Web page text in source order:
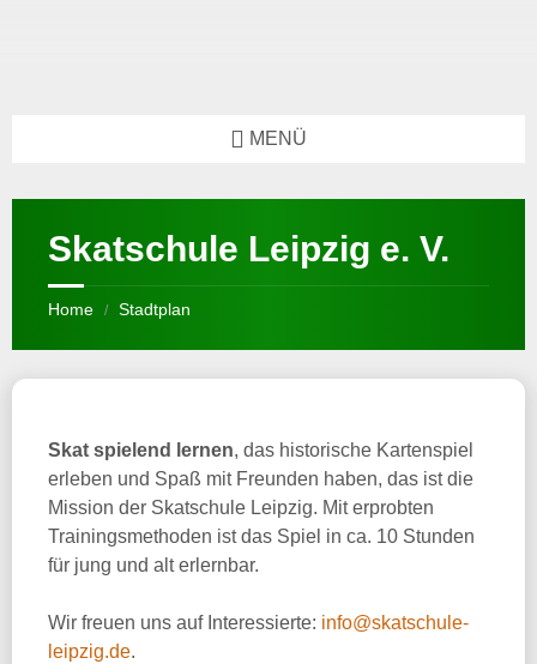
MENÜ
Skatschule Leipzig e. V.
Home / Stadtplan
Skat spielend lernen, das historische Kartenspiel
erleben und Spaß mit Freunden haben, das ist die
Mission der Skatschule Leipzig. Mit erprobten
Trainingsmethoden ist das Spiel in ca. 10 Stunden
für jung und alt erlernbar.
Wir freuen uns auf Interessierte: info@skatschule-
leipzig.de.